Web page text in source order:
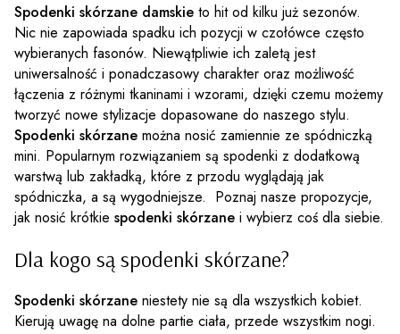
Spodenki skórzane damskie to hit od kilku już sezonów.
Nic nie zapowiada spadku ich pozycji w czołówce często
wybieranych fasonów. Niewątpliwie ich zaletą jest
uniwersalność i ponadczasowy charakter oraz możliwość
łączenia z różnymi tkaninami i wzorami, dzięki czemu możemy
tworzyć nowe stylizacje dopasowane do naszego stylu.
Spodenki skórzane można nosić zamiennie ze spódniczką
mini. Popularnym rozwiązaniem są spodenki z dodatkową
warstwą lub zakładką, które z przodu wyglądają jak
spódniczka, a są wygodniejsze. Poznaj nasze propozycje,
jak nosić krótkie spodenki skórzane i wybierz coś dla siebie.
Dla kogo są spodenki skórzane?
Spodenki skórzane niestety nie są dla wszystkich kobiet.
Kierują uwagę na dolne partie ciała, przede wszystkim nogi.